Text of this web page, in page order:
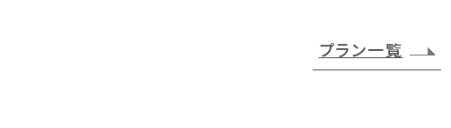
プラン一覧